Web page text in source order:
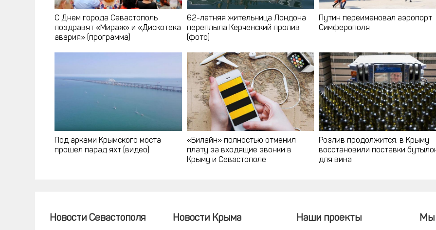
С Днем города Севастополь
поздравят «Мираж» и «Дискотека
авария» (программа)
62-летняя жительница Лондона
переплыла Керченский пролив
(фото)
Путин переименовал аэропорт
Симферополя
Под арками Крымского моста
прошел парад яхт (видео)
«Билайн» полностью отменил
плату за входящие звонки в
Крыму и Севастополе
Розлив продолжится: в Крыму
восстановили поставки
для вина
Новости Севастополя Новости Крыма Наши проекты Мы